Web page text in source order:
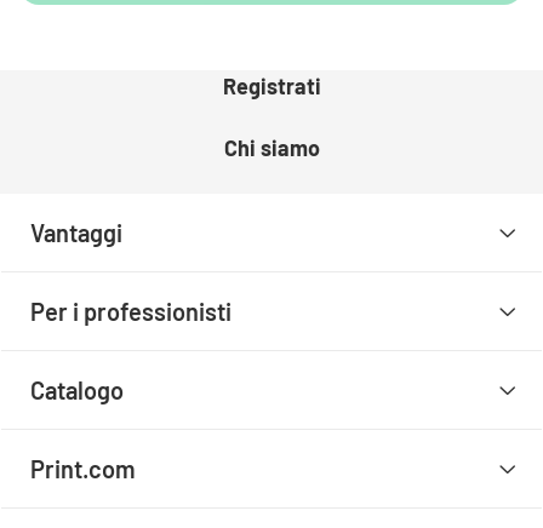
Registrati
Chi siamo
Vantaggi
Per i professionisti
Catalogo
Print.com